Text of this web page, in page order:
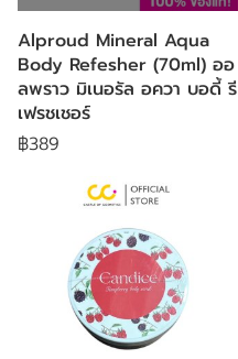
Alproud Mineral Aqua
Body Refesher (70ml) ออ
ลพราว มิเนอรัล อควา บอดี้ รี
เฟรชเชอร์
฿389